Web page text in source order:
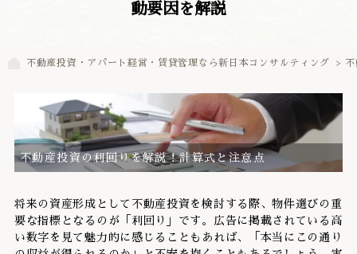
動要因を解説
不動産投資・アパート経営・賃貸管理なら新日本コンサルティング > 不
不動産投資の利回りを解説！計算式と注意点
将来の資産形成として不動産投資を検討する際、物件選びの重
要な指標となるのが「利回り」です。広告に掲載されている高
い数字を見て魅力的に感じることもあれば、「本当にこの通り